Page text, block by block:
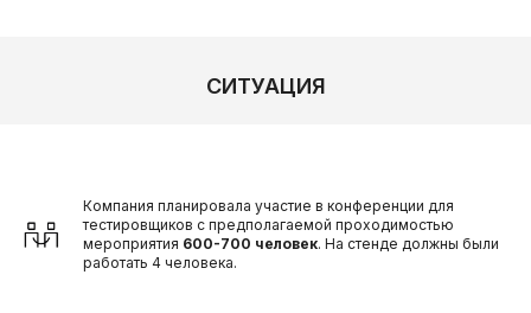
СИТУАЦИЯ
Компания планировала участие в конференции для
тестировщиков с предполагаемой проходимостью
мероприятия 600-700 человек. На стенде должны были
работать 4 человека.